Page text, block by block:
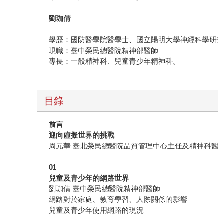
劉珈倩
學歷：國防醫學院醫學士、國立陽明大學神經科學
現職：臺中榮民總醫院精神部醫師
專長：一般精神科、兒童青少年精神科。
目錄
前言
迎向虛擬世界的挑戰
周元華 臺北榮民總醫院品質管理中心主任及精神科
01
兒童及青少年的網路世界
劉珈倩 臺中榮民總醫院精神部醫師
網路對於家庭、教育學習、人際關係的影響
兒童及青少年使用網路的現況